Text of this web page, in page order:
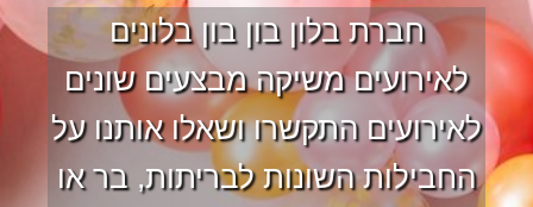
חברת בלון בון בון בלונים
לאירועים משיקה מבצעים שונים
לאירועים התקשרו ושאלו אותנו על
החבילות השונות לבריתות, בר או